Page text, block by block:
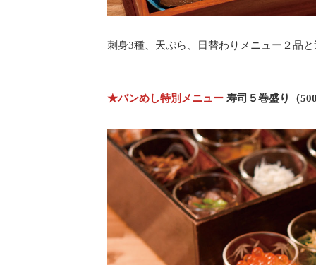
刺身3種、天ぷら、日替わりメニュー２品
★バンめし特別メニュー 寿司５巻盛り（